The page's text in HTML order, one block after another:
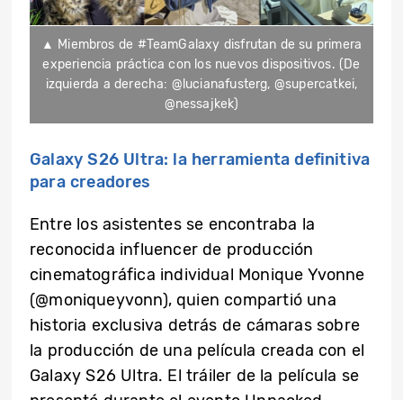
▲ Miembros de #TeamGalaxy disfrutan de su primera
experiencia práctica con los nuevos dispositivos. (De
izquierda a derecha: @lucianafusterg, @supercatkei,
@nessajkek)
Galaxy S26 Ultra: la herramienta definitiva
para creadores
Entre los asistentes se encontraba la
reconocida influencer de producción
cinematográfica individual Monique Yvonne
(@moniqueyvonn), quien compartió una
historia exclusiva detrás de cámaras sobre
la producción de una película creada con el
Galaxy S26 Ultra. El tráiler de la película se